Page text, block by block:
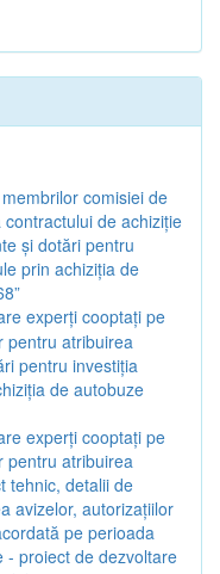
comisiei de
de achiziție
și dotări pentru
prin achiziția de
experți cooptați pe
pentru atribuirea
pentru investiția
de autobuze
experți cooptați pe
pentru atribuirea
tehnic, detalii de
avizelor, autorizațiilor
pe perioada
- proiect de dezvoltare